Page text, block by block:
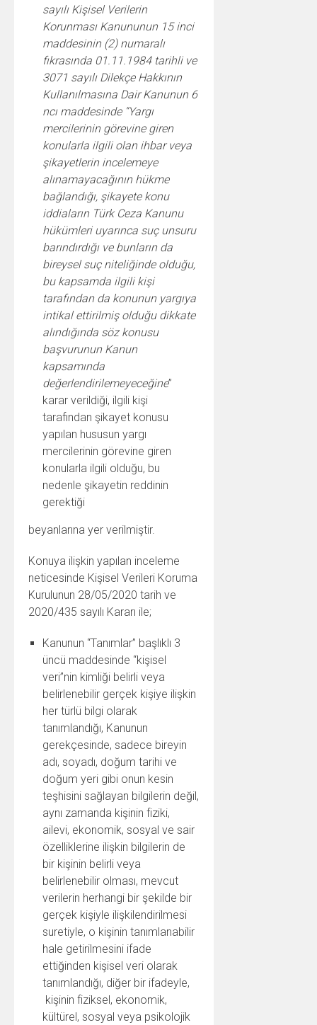
sayılı Kişisel Verilerin
Korunması Kanununun 15 inci
maddesinin (2) numaralı
fıkrasında 01.11.1984 tarihli ve
3071 sayılı Dilekçe Hakkının
Kullanılmasına Dair Kanunun 6
ncı maddesinde “Yargı
mercilerinin görevine giren
konularla ilgili olan ihbar veya
şikayetlerin incelemeye
alınamayacağının hükme
bağlandığı, şikayete konu
iddiaların Türk Ceza Kanunu
hükümleri uyarınca suç unsuru
barındırdığı ve bunların da
bireysel suç niteliğinde olduğu,
bu kapsamda ilgili kişi
tarafından da konunun yargıya
intikal ettirilmiş olduğu dikkate
alındığında söz konusu
başvurunun Kanun
kapsamında
değerlendirilemeyeceğine”
karar verildiği, ilgili kişi
tarafından şikayet konusu
yapılan hususun yargı
mercilerinin görevine giren
konularla ilgili olduğu, bu
nedenle şikayetin reddinin
gerektiği
beyanlarına yer verilmiştir.
Konuya ilişkin yapılan inceleme
neticesinde Kişisel Verileri Koruma
Kurulunun 28/05/2020 tarih ve
2020/435 sayılı Kararı ile;
Kanunun “Tanımlar” başlıklı 3
üncü maddesinde “kişisel
veri”nin kimliği belirli veya
belirlenebilir gerçek kişiye ilişkin
her türlü bilgi olarak
tanımlandığı, Kanunun
gerekçesinde, sadece bireyin
adı, soyadı, doğum tarihi ve
doğum yeri gibi onun kesin
teşhisini sağlayan bilgilerin değil,
aynı zamanda kişinin fiziki,
ailevi, ekonomik, sosyal ve sair
özelliklerine ilişkin bilgilerin de
bir kişinin belirli veya
belirlenebilir olması, mevcut
verilerin herhangi bir şekilde bir
gerçek kişiyle ilişkilendirilmesi
suretiyle, o kişinin tanımlanabilir
hale getirilmesini ifade
ettiğinden kişisel veri olarak
tanımlandığı, diğer bir ifadeyle,
kişinin fiziksel, ekonomik,
kültürel, sosyal veya psikolojik